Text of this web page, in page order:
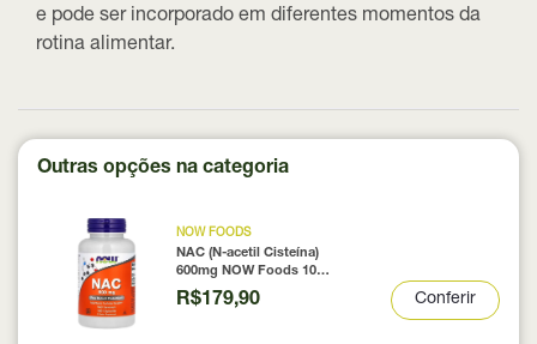
e pode ser incorporado em diferentes momentos da
rotina alimentar.
Outras opções na categoria
NOW FOODS
NAC (N-acetil Cisteína)
600mg NOW Foods 100
Cápsulas
R$179,90 Conferir